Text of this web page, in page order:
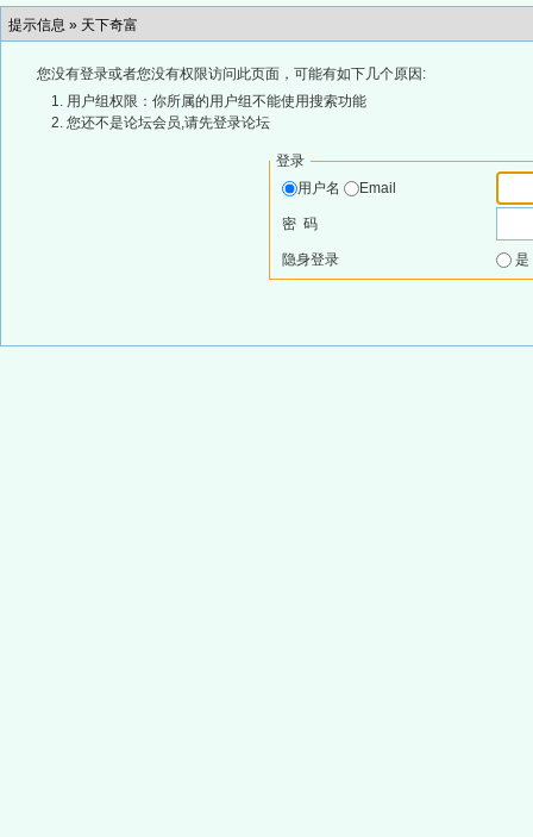
提示信息 » 天下奇富
您没有登录或者您没有权限访问此页面，可能有如下几个原因:
用户组权限：你所属的用户组不能使用搜索功能
您还不是论坛会员,请先登录论坛
登录
用户名
Email
密 码
隐身登录